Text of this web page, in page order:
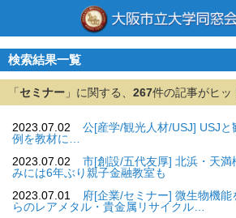
検索結果一覧
「 セミナー 」に関する、 267件の記事がヒッ
2023.07.02
公[産学/観光人材/USJ] USJ
例を教材に…
2023.07.02
市[創設/五代友厚] 北浜・天
みには6年ぶり親子金融教室も
2023.07.01
府[企業/セミナー] 微生物機
らのレアメタル・貴金属リサイクル…